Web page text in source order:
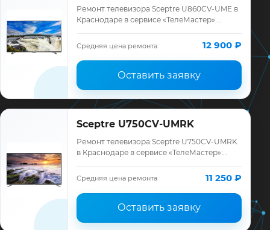
Ремонт телевизора Sceptre U860CV-UME в
Краснодаре в сервисе «ТелеМастер»:
ремонта, запчасти и гарантия до 12
месяцев.
Средняя цена ремонта 12 900 ₽
Оставить заявку
Sceptre U750CV-UMRK
Ремонт телевизора Sceptre U750CV-UMRK
в Краснодаре в сервисе «ТелеМастер»:
ремонта, запчасти и гарантия до 12
Средняя цена ремонта 11 250 ₽
Оставить заявку